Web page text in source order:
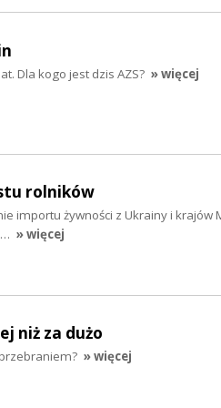
Dla kogo jest dzis AZS? » więcej
rolników
importu żywności z Ukrainy i krajów
» więcej
niż za dużo
» więcej